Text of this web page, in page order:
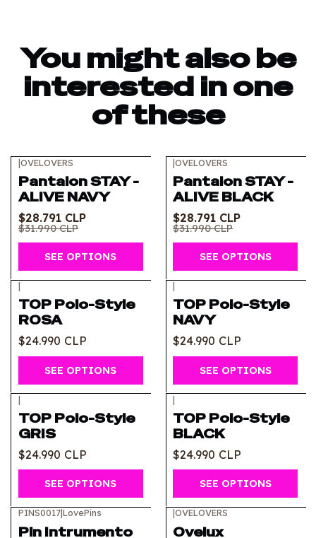
You might also be
interested in one
of these
|OVELOVERS
Pantalon STAY -
ALIVE NAVY
$28.791 CLP
$31.990 CLP
SEE OPTIONS
|OVELOVERS
Pantalon STAY -
ALIVE BLACK
$28.791 CLP
$31.990 CLP
SEE OPTIONS
|
TOP Polo-Style
ROSA
$24.990 CLP
SEE OPTIONS
|
TOP Polo-Style
NAVY
$24.990 CLP
SEE OPTIONS
|
TOP Polo-Style
GRIS
$24.990 CLP
SEE OPTIONS
|
TOP Polo-Style
BLACK
$24.990 CLP
SEE OPTIONS
PINS0017|LovePins
Pin Intrumento
|OVELOVERS
Ovelux